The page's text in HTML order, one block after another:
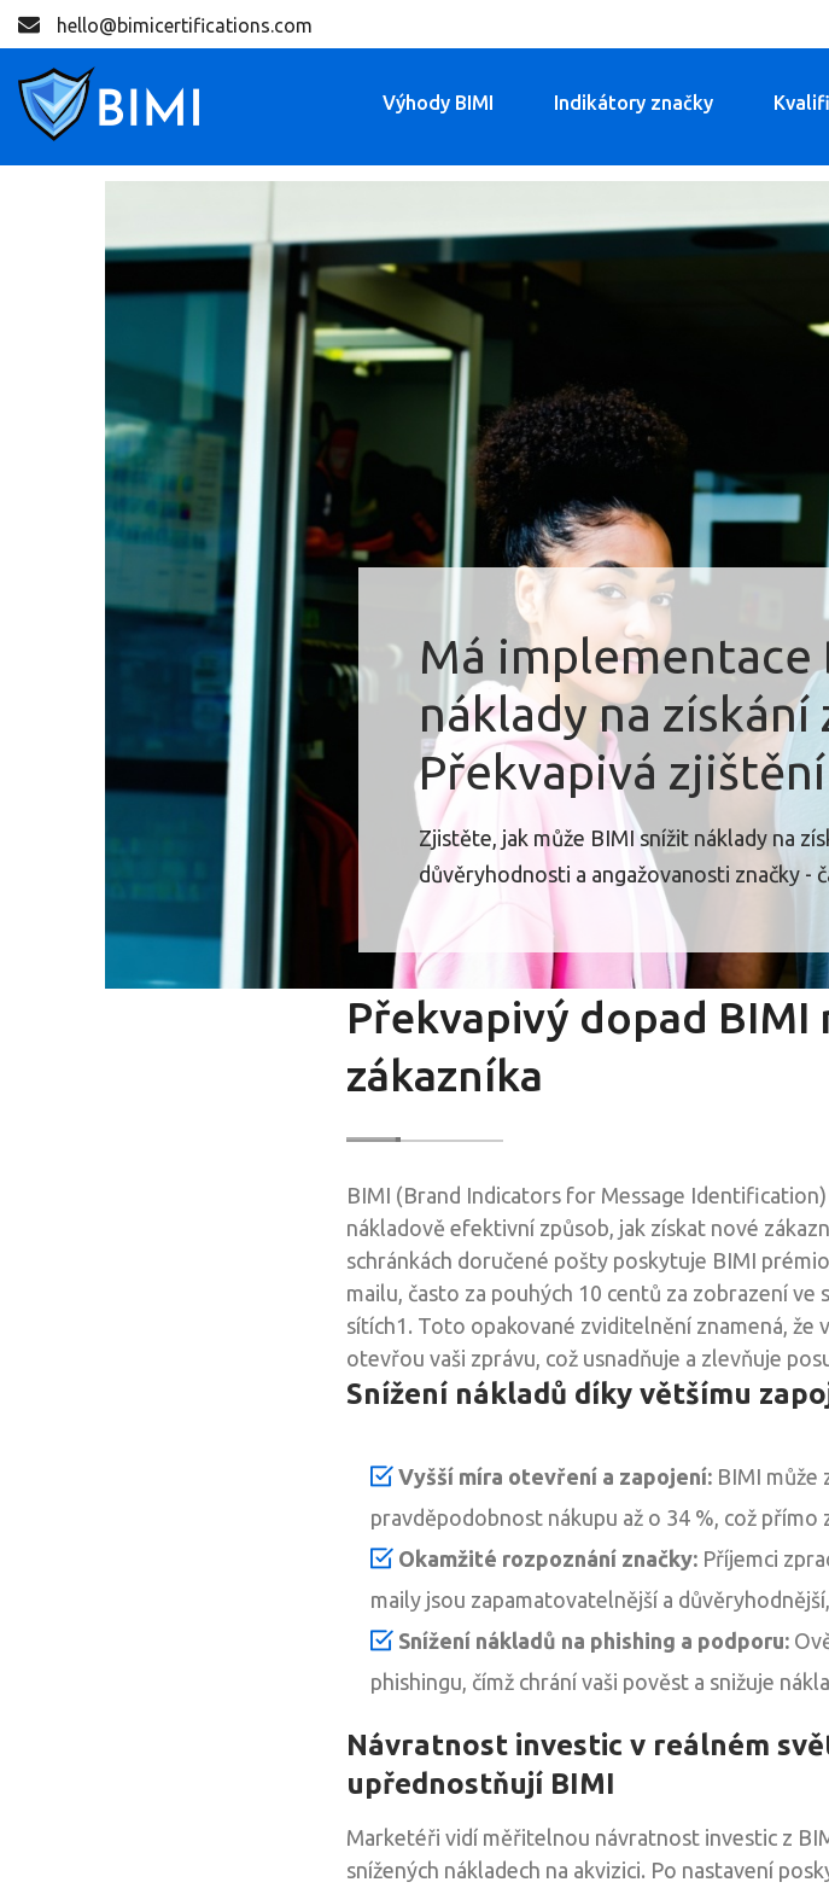
hello@bimicertifications.com
Výhody BIMI Indikátory značky
Má implementace
náklady na získání
Překvapivá zjištění
Zjistěte, jak může BIMI snížit náklady na
důvěryhodnosti a angažovanosti značky -
Překvapivý dopad BIMI
zákazníka
BIMI (Brand Indicators for Message
nákladově efektivní způsob, jak získat nové
schránkách doručené pošty poskytuje BIMI
mailu, často za pouhých 10 centů za zobrazení
sítích1. Toto opakované zviditelnění znamená, že
otevřou vaši zprávu, což usnadňuje a zlevňuje
Snížení nákladů díky většímu
Vyšší míra otevření a zapojení: BIMI může
pravděpodobnost nákupu až o 34 %, což
Okamžité rozpoznání značky: Příjemci
maily jsou zapamatovatelnější a
Snížení nákladů na phishing a podporu:
phishingu, čímž chrání vaši pověst a snižuje
Návratnost investic v reálném
upřednostňují BIMI
Marketéři vidí měřitelnou návratnost investic z
snížených nákladech na akvizici. Po nastavení